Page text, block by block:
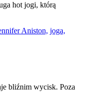
hot jogi, którą
Aniston, joga,
bliźnim wycisk. Poza